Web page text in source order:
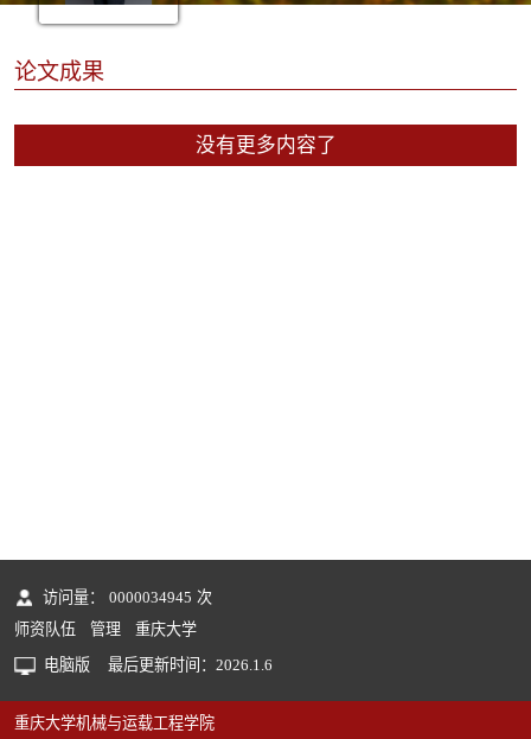
论文成果
没有更多内容了
访问量： 0000034945 次
师资队伍
管理
重庆大学
电脑版
最后更新时间： 2026 1 6
重庆大学机械与运载工程学院